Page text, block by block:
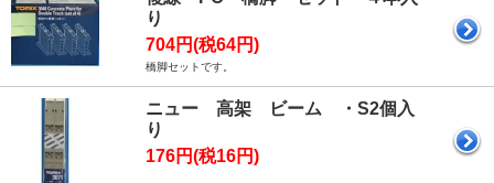
り
704円(税64円)
橋脚セットです。
ニュー 高架 ビーム ・S2個入
り
176円(税16円)